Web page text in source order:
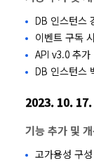
DB 인스턴스
이벤트 구독
API v3.0 추가
DB 인스턴스
2023. 10. 17.
기능 추가 및
고가용성 구